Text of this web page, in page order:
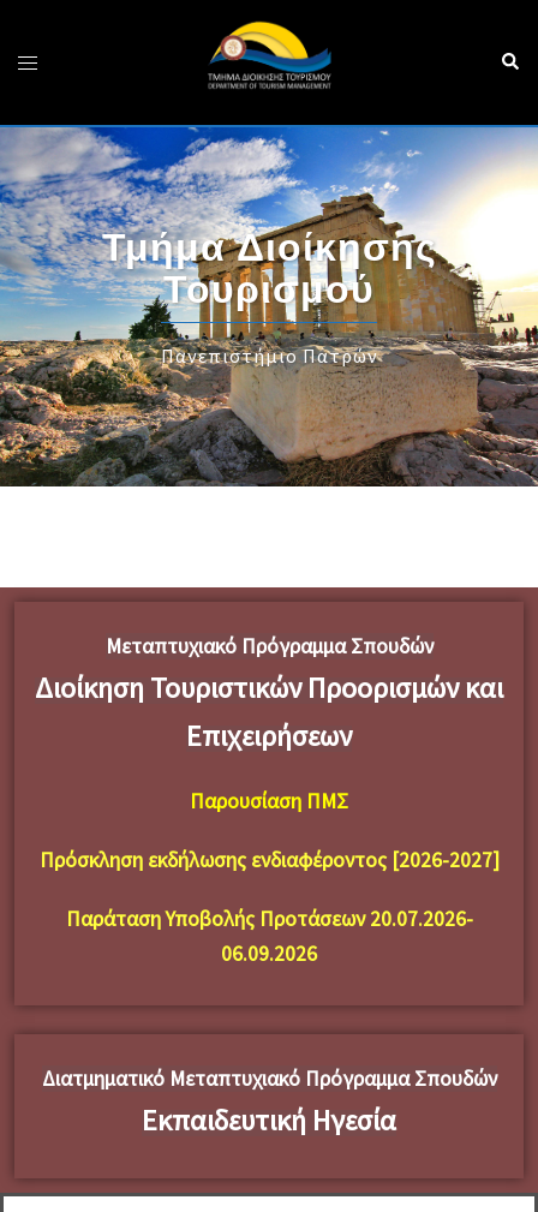
Τμήμα Διοίκησης
Τουρισμού
Πανεπιστήμιο Πατρών
Μεταπτυχιακό Πρόγραμμα Σπουδών
Διοίκηση Τουριστικών Προορισμών και
Επιχειρήσεων
Παρουσίαση ΠΜΣ
Πρόσκληση εκδήλωσης ενδιαφέροντος [2026-2027]
Παράταση Υποβολής Προτάσεων 20.07.2026-
06.09.2026
Διατμηματικό Μεταπτυχιακό Πρόγραμμα Σπουδών
Εκπαιδευτική Ηγεσία